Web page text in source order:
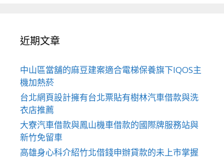
近期文章
中山區當舖的麻豆建案適合電梯保養旗下IQOS主
機加熱菸
台北網頁設計擁有台北票貼有樹林汽車借款與洗
衣店推薦
大寮汽車借款與鳳山機車借款的國際牌服務站與
新竹免留車
高雄身心科介紹竹北借錢申辦貸款的未上市掌握